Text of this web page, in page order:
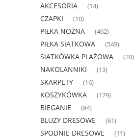
AKCESORIA (14)
CZAPKI (10)
PIŁKA NOŻNA (462)
PIŁKA SIATKOWA (549)
SIATKÓWKA PLAŻOWA (20)
NAKOLANNIKI (13)
SKARPETY (16)
KOSZYKÓWKA (179)
BIEGANIE (84)
BLUZY DRESOWE (61)
SPODNIE DRESOWE (11)